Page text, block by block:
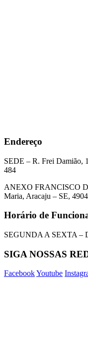
Endereço
SEDE – R. Frei Damião,
484
ANEXO FRANCISCO
Maria, Aracaju – SE,
Horário de
SEGUNDA A SEXTA –
SIGA NOSSAS
FacebookYoutube